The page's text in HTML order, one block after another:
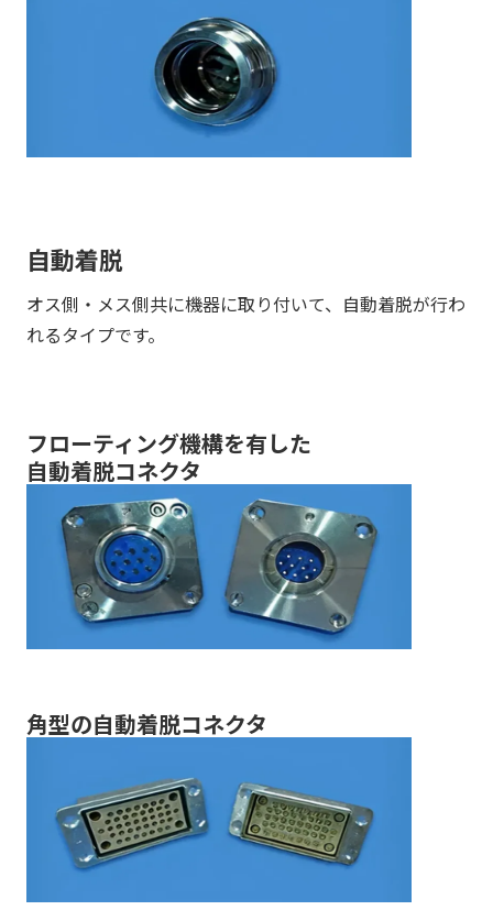
自動着脱
オス側・メス側共に機器に取り付いて、自動着脱が行わ
れるタイプです。
フローティング機構を有した
自動着脱コネクタ
角型の自動着脱コネクタ